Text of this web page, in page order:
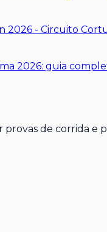
2026 - Circuito
2026: guia
de corrida e